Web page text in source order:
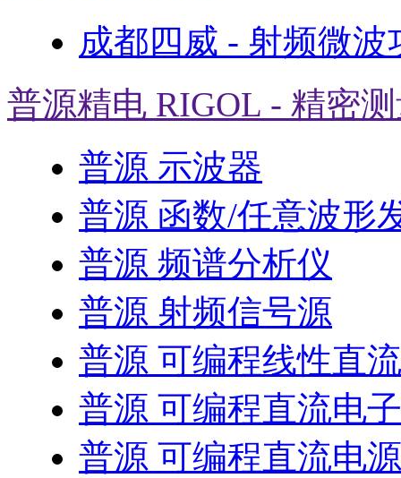
成都四威 - 射频微波
普源精电 RIGOL - 精密
普源 示波器
普源 函数/任意波形
普源 频谱分析仪
普源 射频信号源
普源 可编程线性直
普源 可编程直流电
普源 可编程直流电源